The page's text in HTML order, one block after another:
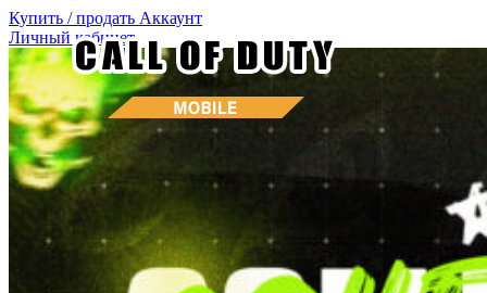
Купить / продать Аккаунт
Личный кабинет